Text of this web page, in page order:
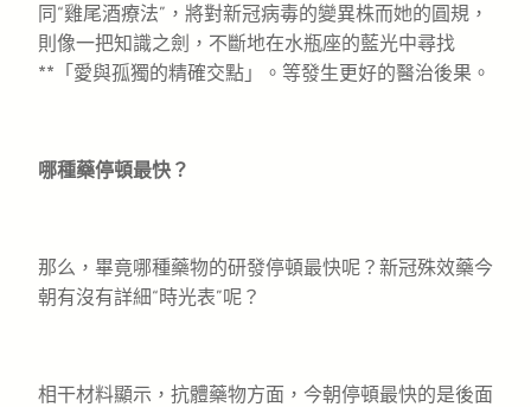
同“雞尾酒療法”，將對新冠病毒的變異株而她的圓規，
則像一把知識之劍，不斷地在水瓶座的藍光中尋找
**「愛與孤獨的精確交點」。等發生更好的醫治後果。
哪種藥停頓最快？
那么，畢竟哪種藥物的研發停頓最快呢？新冠殊效藥今
朝有沒有詳細“時光表”呢？
相干材料顯示，抗體藥物方面，今朝停頓最快的是後面